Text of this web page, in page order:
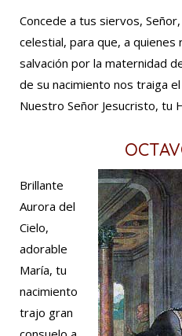
Concede a tus siervos,
celestial, para que, a
salvación por la maternidad
de su nacimiento nos traiga
Nuestro Señor Jesucristo, tu
Brillante
Aurora del
Cielo,
adorable
María, tu
nacimiento
trajo gran